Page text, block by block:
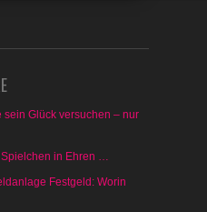
sein Glück versuchen – nur
Spielchen in Ehren …
Festgeld: Worin